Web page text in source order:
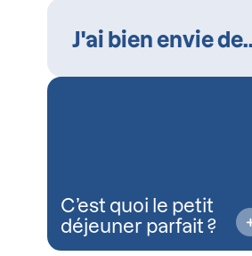
C’est quoi le petit
déjeuner parfait ?